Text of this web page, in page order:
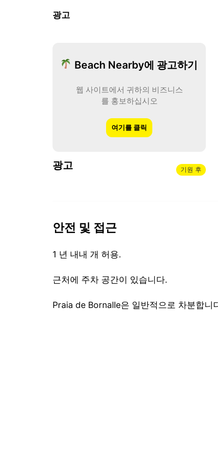
광고
Beach Nearby에 광고하기
웹 사이트에서 귀하의 비즈니스
를 홍보하십시오
여기를 클릭
광고 기원 후
안전 및 접근
1 년 내내 개 허용.
근처에 주차 공간이 있습니다.
Praia de Bornalle은 일반적으로 차분합니